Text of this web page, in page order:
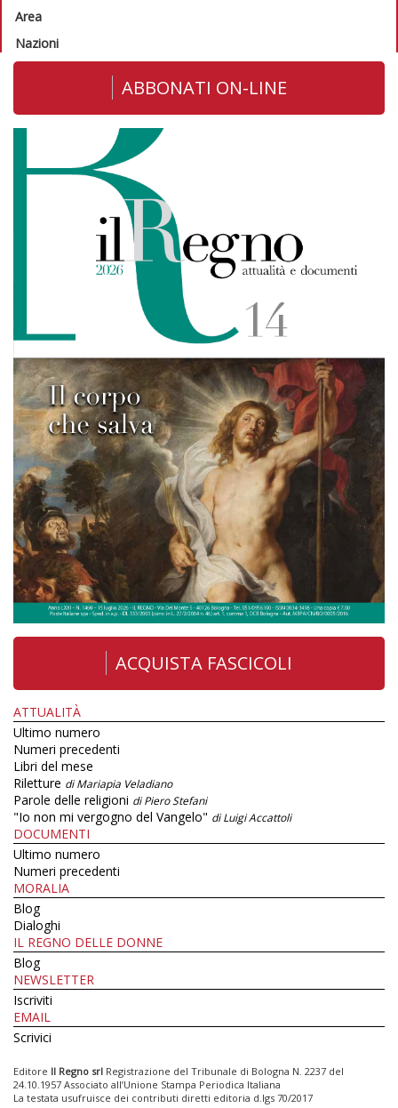
Area
Nazioni
ABBONATI ON-LINE
ACQUISTA FASCICOLI
ATTUALITÀ
Ultimo numero
Numeri precedenti
Libri del mese
Riletture di Mariapia Veladiano
Parole delle religioni di Piero Stefani
"Io non mi vergogno del Vangelo" di Luigi Accattoli
DOCUMENTI
Ultimo numero
Numeri precedenti
MORALIA
Blog
Dialoghi
IL REGNO DELLE DONNE
Blog
NEWSLETTER
Iscriviti
EMAIL
Scrivici
Editore Il Regno srl Registrazione del Tribunale di Bologna N. 2237 del
24.10.1957 Associato all’Unione Stampa Periodica Italiana
La testata usufruisce dei contributi diretti editoria d.lgs 70/2017